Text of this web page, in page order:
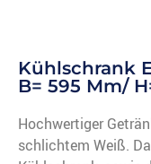
Kühlschrank
B= 595 Mm/
Hochwertiger
schlichtem Weiß.